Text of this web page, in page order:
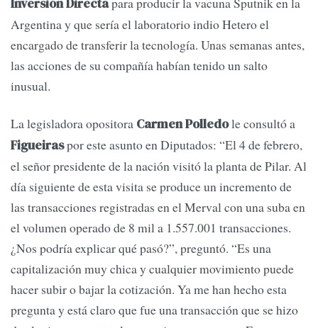
Inversión Directa
Argentina y que sería el laboratorio indio Hetero el
encargado de transferir la tecnología. Unas semanas antes,
las acciones de su compañía habían tenido un salto
inusual.
La legisladora opositora Carmen Polledole consultó a
Figueiraspor este asunto en Diputados: “El 4 de febrero,
el señor presidente de la nación visitó la planta de Pilar. Al
día siguiente de esta visita se produce un incremento de
las transacciones registradas en el Merval con una suba en
el volumen operado de 8 mil a 1.557.001 transacciones.
¿Nos podría explicar qué pasó?”, preguntó. “Es una
capitalización muy chica y cualquier movimiento puede
hacer subir o bajar la cotización. Ya me han hecho esta
pregunta y está claro que fue una transacción que se hizo